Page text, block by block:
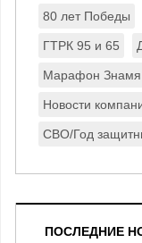
80 лет Победы
ГТРК 95 и 65
Марафон
Новости
СВО/Год
ПОСЛЕДНИЕ